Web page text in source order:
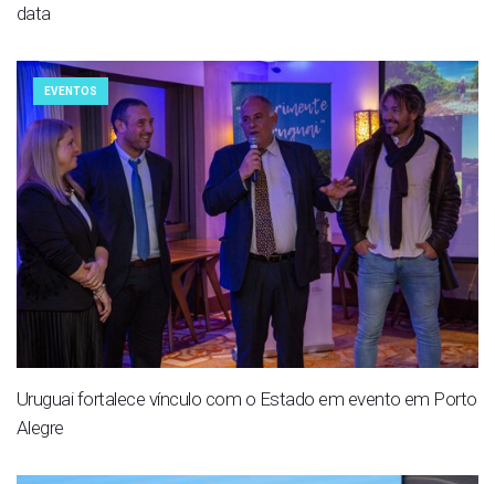
data
EVENTOS
Uruguai fortalece vínculo com o Estado em evento em Porto
Alegre